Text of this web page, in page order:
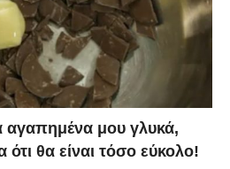
αγαπημένα μου γλυκά,
θα είναι τόσο εύκολο!